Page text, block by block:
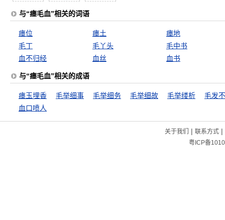
与“瘗毛血”相关的词语
瘗位 瘗土
瘗地
毛丁
毛丫头
毛中书
血不归经
血丝 血书
与“瘗毛血”相关的成语
瘗玉埋香 毛举细事 毛举细务 毛举细故 毛举缕析
毛发
血口喷人
关于我们 | 联系方式|
粤ICP备